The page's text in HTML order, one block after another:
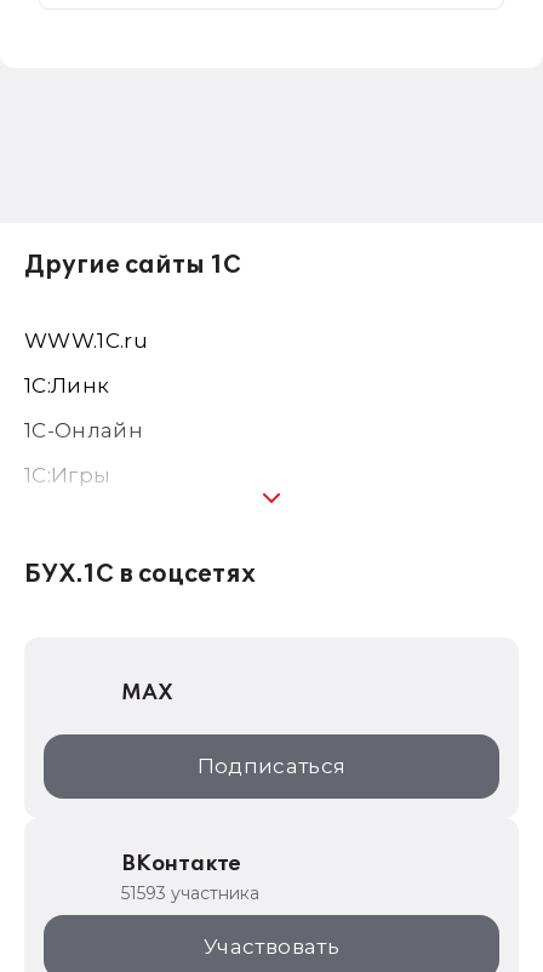
Другие сайты 1С
WWW.1С.ru
1С:Линк
1С-Онлайн
1C:Игры
1С:Консалтинг
1С:Дистрибьюция
1С:Образование
ИТС.1C.ru
1С:Торговая площадка
БУХ.1С в соцсетях
MAX
Подписаться
ВКонтакте
51593 участника
Участвовать